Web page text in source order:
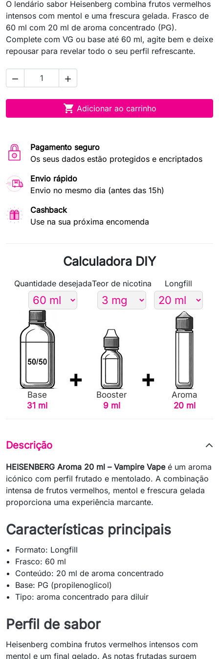
O lendário sabor Heisenberg combina frutos vermelhos
intensos com mentol e uma frescura gelada. Frasco de
60 ml com 20 ml de aroma concentrado (PG).
Complete com VG ou base até 60 ml, agite bem e deixe
repousar para revelar todo o seu perfil refrescante.
 
 Adicionar ao carrinho
Pagamento seguro
Os seus dados estão protegidos e encriptados
Envio rápido
Envio no mesmo dia (antes das 15h)
Cashback
Use na sua próxima encomenda
Calculadora DIY
Quantidade desejadaTeor de nicotina Longfill
Base
31 ml
Booster
9 ml
Aroma
20 ml
Descrição
HEISENBERG Aroma 20 ml – Vampire Vapeé um aroma
icónico com perfil frutado e mentolado. A combinação
intensa de frutos vermelhos, mentol e frescura gelada
proporciona uma experiência marcante.
Características principais
Formato: Longfill
Frasco: 60 ml
Conteúdo: 20 ml de aroma concentrado
Base: PG (propilenoglicol)
Tipo: aroma concentrado para diluir
Perfil de sabor
Heisenberg combina frutos vermelhos intensos com
mentol e um final gelado. As notas frutadas surgem